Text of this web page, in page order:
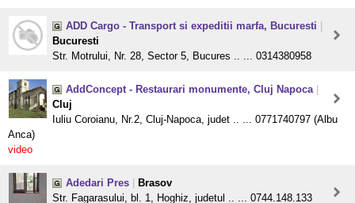
ADD Cargo - Transport si expeditii marfa, Bucuresti
Bucuresti
Str. Motrului, Nr. 28, Sector 5, Bucures .. ... 0314380958
AddConcept - Restaurari monumente, Cluj Napoca
Cluj
Iuliu Coroianu, Nr.2, Cluj-Napoca, judet .. ... 0771740797 (Albu
Anca)
video
Adedari Pres
Brasov
Str. Fagarasului, bl. 1, Hoghiz, judetul .. ... 0744.148.133